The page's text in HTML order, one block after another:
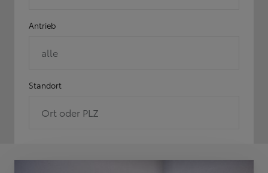
Antrieb
alle
Standort
Ort oder PLZ